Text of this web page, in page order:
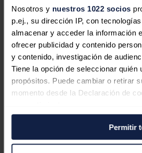
Nosotros y nuestros 1022 socios
p.ej., su dirección IP, con
almacenar y acceder la información
ofrecer publicidad y contenido
y contenido, investigación de
Tiene la opción de seleccionar quién
propósitos. Puede cambiar o retirar
momento desde la Declaración de
Si lo permite, también quisiéramos:
Recopilar información sobre
Permitir
Redacción07/08/2026
Iberdrola | bp pulse
financiación por hasta
para acelerar su plan